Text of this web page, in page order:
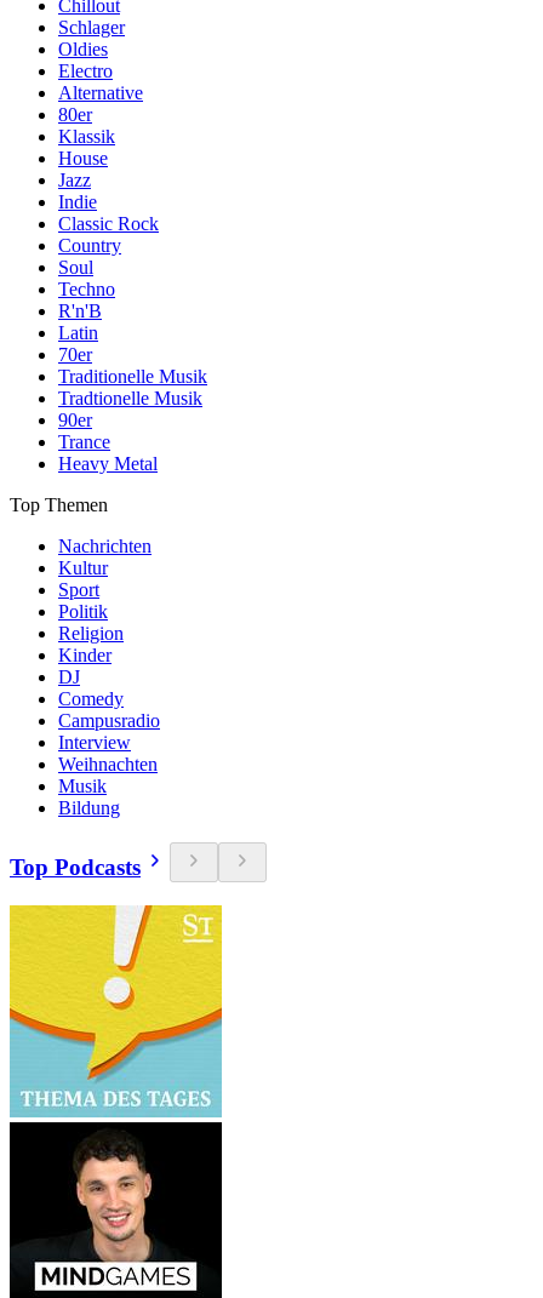
Chillout
Schlager
Oldies
Electro
Alternative
80er
Klassik
House
Jazz
Indie
Classic Rock
Country
Soul
Techno
R'n'B
Latin
70er
Traditionelle Musik
Tradtionelle Musik
90er
Trance
Heavy Metal
Top Themen
Nachrichten
Kultur
Sport
Politik
Religion
Kinder
DJ
Comedy
Campusradio
Interview
Weihnachten
Musik
Bildung
Top Podcasts